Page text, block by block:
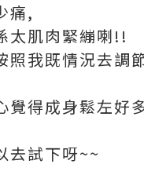
痛,
太肌肉緊繃喇!!
照我既情況去調
覺得成身鬆左好
去試下呀~~